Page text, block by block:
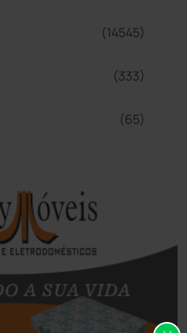
(14545)
(333)
(65)
(72)